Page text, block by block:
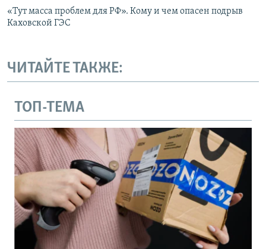
«Тут масса проблем для РФ». Кому и чем опасен подрыв
Каховской ГЭС
ЧИТАЙТЕ ТАКЖЕ:
ТОП-ТЕМА